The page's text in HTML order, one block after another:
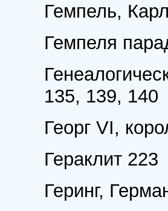
Гемпель,
Гемпеля
135, 139, 140
Георг VI,
Гераклит 223
Геринг,